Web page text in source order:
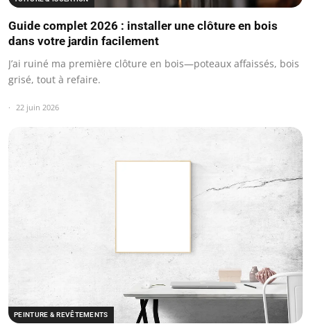
Guide complet 2026 : installer une clôture en bois
dans votre jardin facilement
J’ai ruiné ma première clôture en bois—poteaux affaissés, bois
grisé, tout à refaire.
22 juin 2026
PEINTURE & REVÊTEMENTS